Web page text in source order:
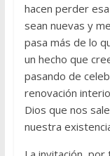
hacen perder
sean nuevas y
pasa más de lo
un hecho que
pasando de
renovación
Dios que nos
nuestra